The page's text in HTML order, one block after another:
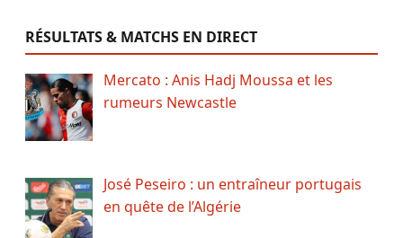
RÉSULTATS & MATCHS EN DIRECT
Mercato : Anis Hadj Moussa et les
rumeurs Newcastle
José Peseiro : un entraîneur portugais
en quête de l’Algérie